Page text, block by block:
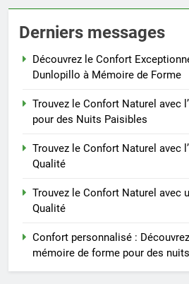
Derniers messages
Découvrez le Confort
Dunlopillo à Mémoire de Forme
Trouvez le Confort Naturel avec
pour des Nuits Paisibles
Trouvez le Confort Naturel avec
Qualité
Trouvez le Confort Naturel avec
Qualité
Confort personnalisé :
mémoire de forme pour des